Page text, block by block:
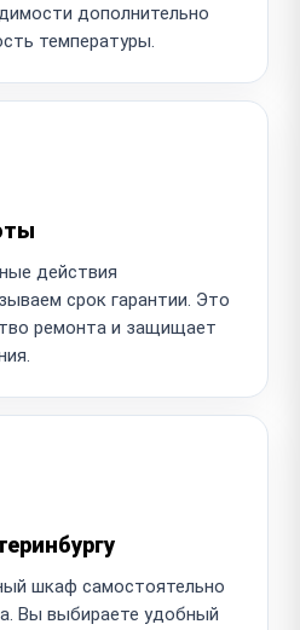
дополнительно
температуры.
действия
срок гарантии. Это
ремонта и защищает
шкаф самостоятельно
Вы выбираете удобный